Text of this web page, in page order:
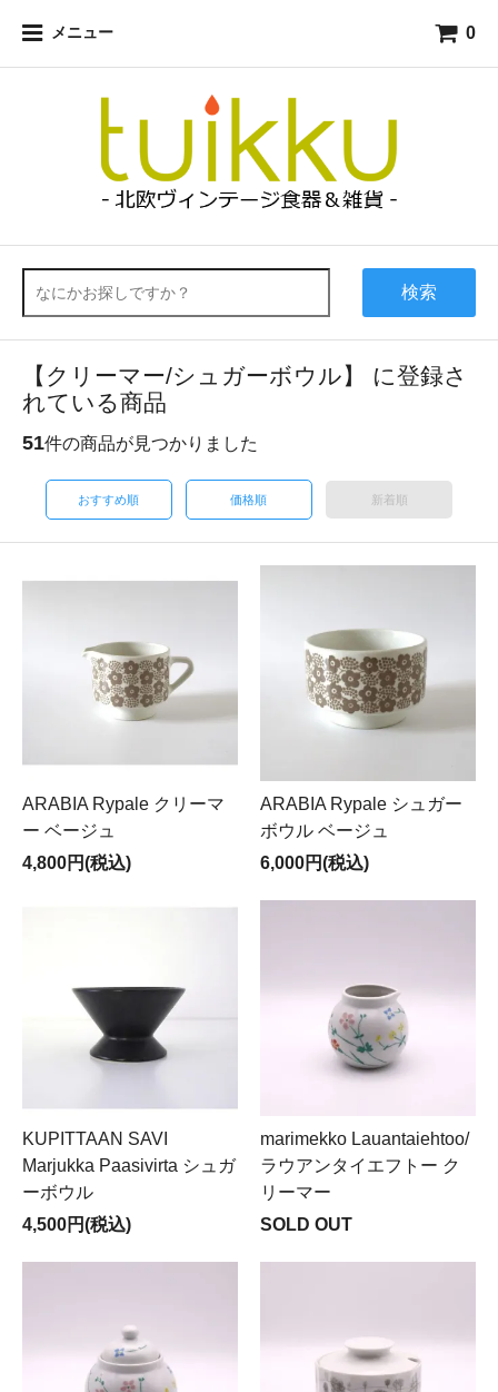
メニュー 0
検索
【クリーマー/シュガーボウル】 に登録さ
れている商品
51件の商品が見つかりました
おすすめ順 価格順 新着順
ARABIA Rypale クリーマ
ー ベージュ
4,800円(税込)
ARABIA Rypale シュガー
ボウル ベージュ
6,000円(税込)
KUPITTAAN SAVI
Marjukka Paasivirta シュガ
ーボウル
4,500円(税込)
marimekko Lauantaiehtoo/
ラウアンタイエフトー ク
リーマー
SOLD OUT